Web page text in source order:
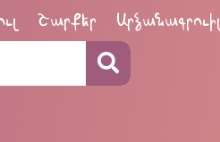
Շարքեր Արձանագրուիլ